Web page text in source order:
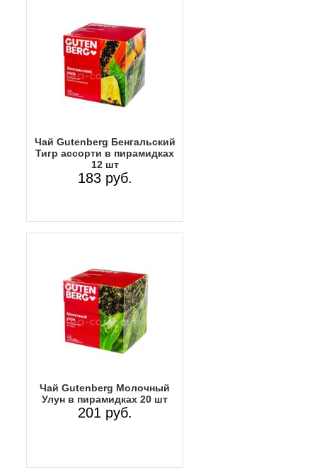
Чай Gutenberg Бенгальский
Тигр ассорти в пирамидках
12 шт
183 руб.
Чай Gutenberg Молочный
Улун в пирамидках 20 шт
201 руб.